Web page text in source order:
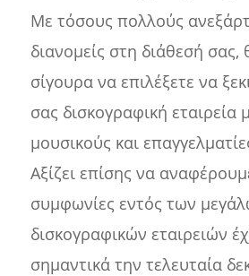
Με τόσους πολλούς
διανομείς στη διάθεσή
σίγουρα να επιλέξετε να
σας δισκογραφική εταιρεία
μουσικούς και
Αξίζει επίσης να
συμφωνίες εντός των
δισκογραφικών εταιρειών
σημαντικά την τελευταία